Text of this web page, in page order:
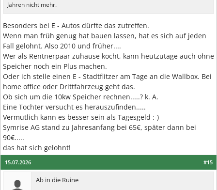
Jahren nicht mehr.
Besonders bei E - Autos dürfte das zutreffen.
Wenn man früh genug hat bauen lassen, hat es sich auf jeden
Fall gelohnt. Also 2010 und früher....
Wer als Rentnerpaar zuhause kocht, kann heutzutage auch ohne
Speicher noch ein Plus machen.
Oder ich stelle einen E - Stadtflitzer am Tage an die Wallbox. Bei
home office oder Drittfahrzeug geht das.
Ob sich um die 10kw Speicher rechnen.....? k. A.
Eine Tochter versucht es herauszufinden.....
Vermutlich kann es besser sein als Tagesgeld :-)
Symrise AG stand zu Jahresanfang bei 65€, später dann bei
90€.....
das hat sich gelohnt!
#15
15.07.2026
Ab in die Ruine